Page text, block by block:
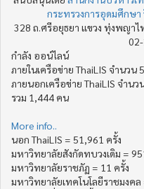
กระทรวงการอุดมศึกษ
328 ถ.ศรีอยุธยา แขวง ทุ่งพญาไ
กำลัง ออน์ไลน์
ภายในเครือข่าย ThaiLIS จำนวน 5
ภายนอกเครือข่าย ThaiLIS จำนว
รวม 1,444 คน
More info..
นอก ThaiLIS = 51,961 ครั้ง
มหาวิทยาลัยสังกัดทบวงเดิม =
มหาวิทยาลัยราชภัฏ = 11 ครั้ง
มหาวิทยาลัยเทคโนโลยีราชมงคล